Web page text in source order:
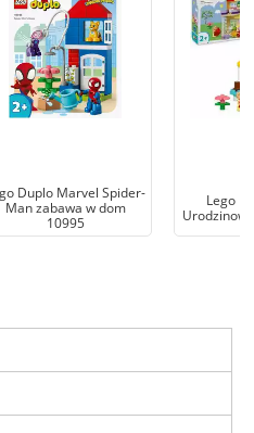
Duplo Marvel Spider-
Man zabawa w dom
10995
Lego